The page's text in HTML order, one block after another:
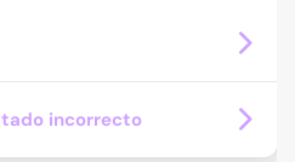
incorrecto